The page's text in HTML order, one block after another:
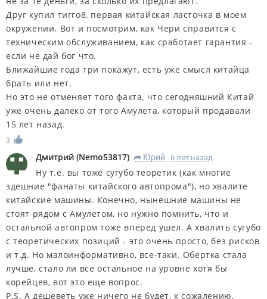
Друг купил тигго8, первая китайская ласточка в моем
окружении. Вот и посмотрим, как Чери справится с
техническим обслуживанием, как сработает гарантия -
если не дай бог что.
Ближайшие года три покажут, есть уже смысл китайца
брать или нет.
Но это не отменяет того факта, что сегодняшний Китай
уже очень далеко от того Амулета, который продавали
15 лет назад.
3
Дмитрий (Nemo53817) R Юрий 6 лет назад
Ну т.е. вы тоже сугубо теоретик (как многие
здешние "фанаты китайского автопрома"), но хвалите
китайские машины. Конечно, нынешние машины не
стоят рядом с Амулетом, но нужно помнить, что и
остальной автопром тоже вперед ушел. А хвалить сугубо
с теоретических позиций - это очень просто, без рисков
и т.д. Но малоинформативно, все-таки. Обертка стала
лучше, стало ли все остальное на уровне хотя бы
корейцев, вот это еще вопрос.
P.S. А дешеветь уже ничего не будет, к сожалению.